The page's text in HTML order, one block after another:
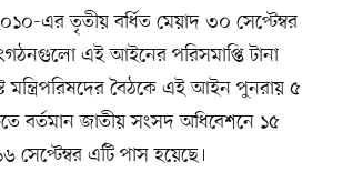
এর তৃতীয় বর্ধিত মেয়াদ ৩০ সেপ্টেম্বর
এই আইনের পরিসমাপ্তি টানা
বৈঠকে এই আইন পুনরায় ৫
বর্তমান জাতীয় সংসদ অধিবেশনে ১৫
এটি পাস হয়েছে।